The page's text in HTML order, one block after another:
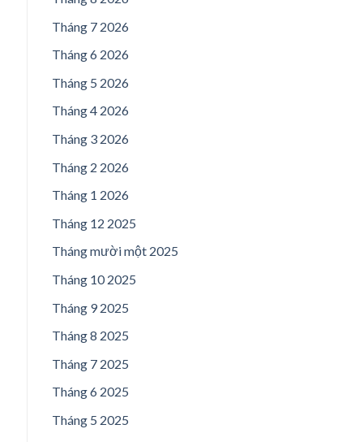
Tháng 7 2026
Tháng 6 2026
Tháng 5 2026
Tháng 4 2026
Tháng 3 2026
Tháng 2 2026
Tháng 1 2026
Tháng 12 2025
Tháng mười một 2025
Tháng 10 2025
Tháng 9 2025
Tháng 8 2025
Tháng 7 2025
Tháng 6 2025
Tháng 5 2025